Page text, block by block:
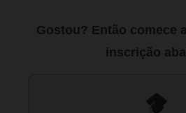
Gostou? Então comece
inscrição